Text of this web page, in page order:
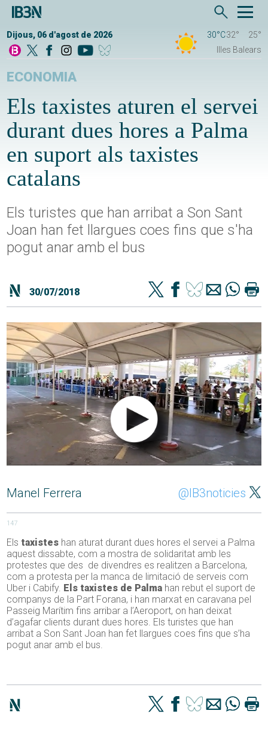
Dijous, 06 d'agost de 2026 30°C32°
25°
Illes Balears
ECONOMIA
Els taxistes aturen el servei
durant dues hores a Palma
en suport als taxistes
catalans
Els turistes que han arribat a Son Sant
Joan han fet llargues coes fins que s'ha
pogut anar amb el bus
30/07/2018
Manel Ferrera @IB3noticies
147
Els taxistes han aturat durant dues hores el servei a Palma
aquest dissabte, com a mostra de solidaritat amb les
protestes que des de divendres es realitzen a Barcelona,
com a protesta per la manca de limitació de serveis com
Uber i Cabify. Els taxistes de Palma han rebut el suport de
companys de la Part Forana, i han marxat en caravana pel
Passeig Marítim fins arribar a l’Aeroport, on han deixat
d’agafar clients durant dues hores. Els turistes que han
arribat a Son Sant Joan han fet llargues coes fins que s’ha
pogut anar amb el bus.